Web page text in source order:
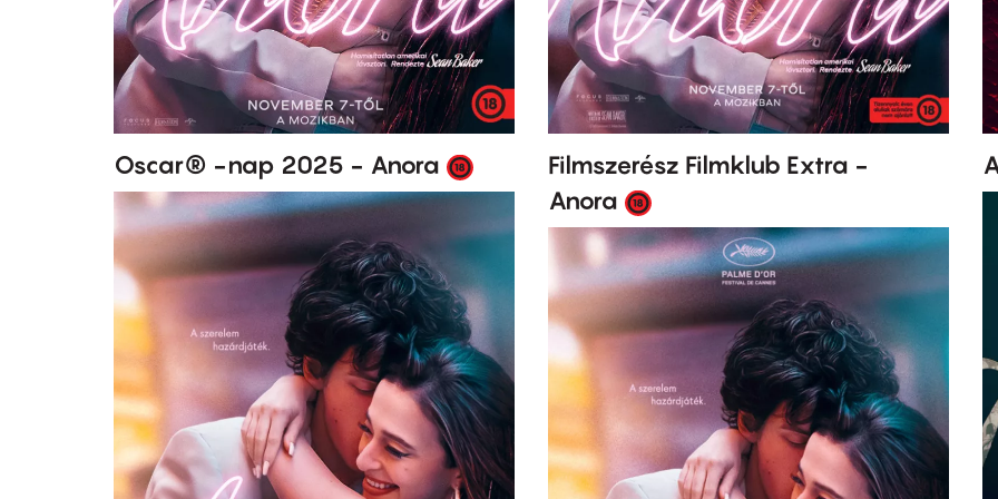
Oscar® -nap 2025 - Anora
Filmszerész Filmklub Extra -
Anora